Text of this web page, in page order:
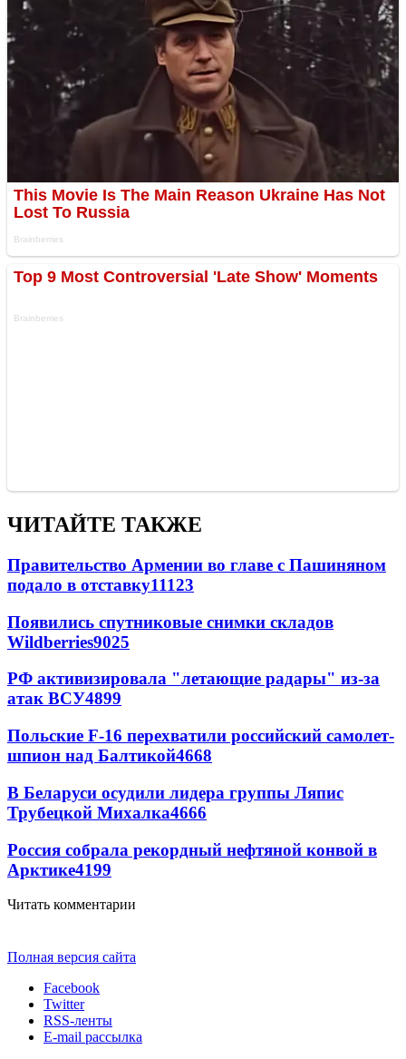
ЧИТАЙТЕ ТАКЖЕ
Правительство Армении во главе с Пашиняном
подало в отставку11123
Появились спутниковые снимки складов
Wildberries9025
РФ активизировала "летающие радары" из-за
атак ВСУ4899
Польские F-16 перехватили российский самолет-
шпион над Балтикой4668
В Беларуси осудили лидера группы Ляпис
Трубецкой Михалка4666
Россия собрала рекордный нефтяной конвой в
Арктике4199
Читать комментарии
Полная версия сайта
Facebook
Twitter
RSS-ленты
E-mail рассылка